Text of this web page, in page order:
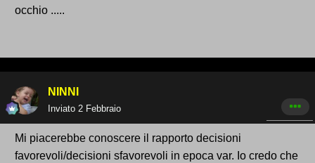
occhio .....
NINNI
Inviato 2 Febbraio
Mi piacerebbe conoscere il rapporto decisioni
favorevoli/decisioni sfavorevoli in epoca var. Io credo che